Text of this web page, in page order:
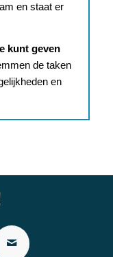
en staat er
kunt geven
de taken
en